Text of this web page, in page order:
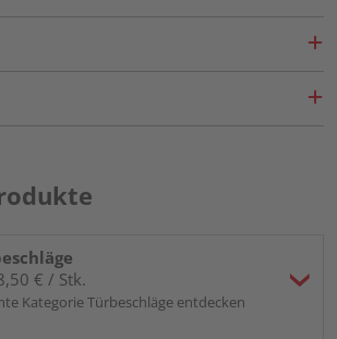
€ / Stk.
Kategorie Türbeschläge entdecken